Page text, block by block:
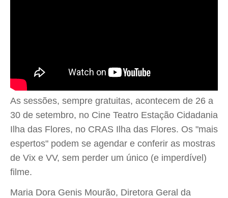
As sessões, sempre gratuitas, acontecem de 26 a
30 de setembro, no Cine Teatro Estação Cidadania
Ilha das Flores, no CRAS Ilha das Flores. Os "mais
espertos" podem se agendar e conferir as mostras
de Vix e VV, sem perder um único (e imperdível)
filme.
Maria Dora Genis Mourão, Diretora Geral da